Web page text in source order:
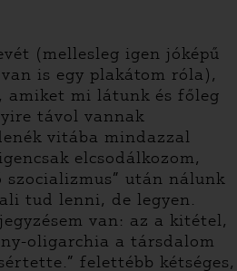
(mellesleg igen jóképű
is egy plakátom róla),
amiket mi látunk és főleg
távol vannak
vitába mindazzal
elcsodálkozom,
szocializmus” után nálunk
tud lenni, de legyen.
van: az a kitétel,
oligarchia a társdalom
felettébb kétséges,